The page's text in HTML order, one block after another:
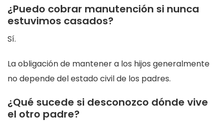
¿Puedo cobrar manutención si nunca
estuvimos casados?
Sí.
La obligación de mantener a los hijos generalmente
no depende del estado civil de los padres.
¿Qué sucede si desconozco dónde vive
el otro padre?